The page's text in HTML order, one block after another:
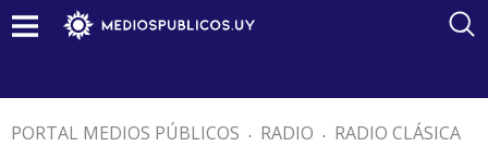
PORTAL MEDIOS PÚBLICOS . RADIO . RADIO CLÁSICA